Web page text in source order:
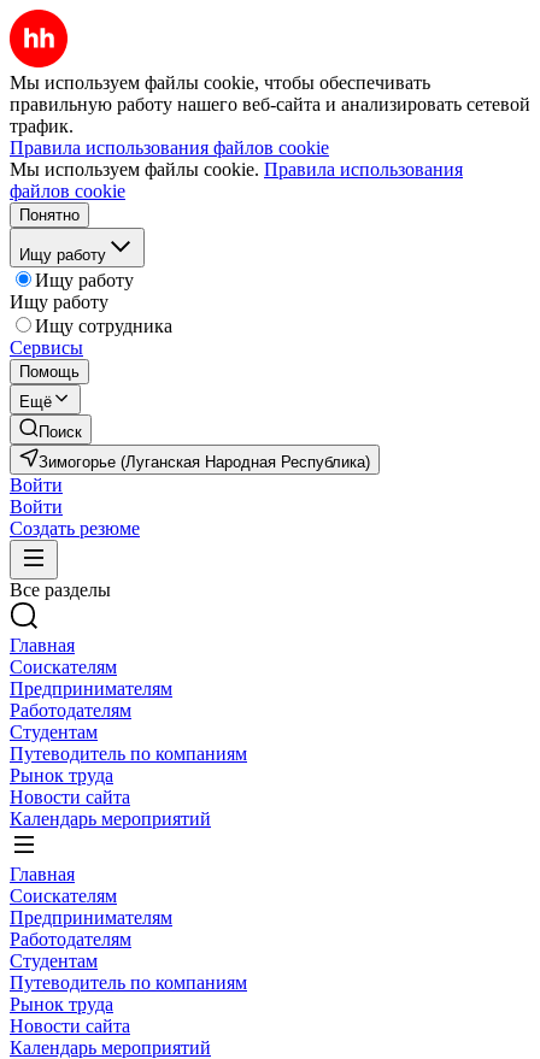
Мы используем файлы cookie, чтобы обеспечивать
правильную работу нашего веб-сайта и анализировать сетевой
трафик.
Правила использования файлов cookie
Мы используем файлы cookie. Правила использования
файлов cookie
Понятно
Ищу работу
Ищу работу
Ищу работу
Ищу сотрудника
Сервисы
Помощь
Ещё
Поиск
Зимогорье (Луганская Народная Республика)
Войти
Войти
Создать резюме
Все разделы
Главная
Соискателям
Предпринимателям
Работодателям
Студентам
Путеводитель по компаниям
Рынок труда
Новости сайта
Календарь мероприятий
Главная
Соискателям
Предпринимателям
Работодателям
Студентам
Путеводитель по компаниям
Рынок труда
Новости сайта
Календарь мероприятий